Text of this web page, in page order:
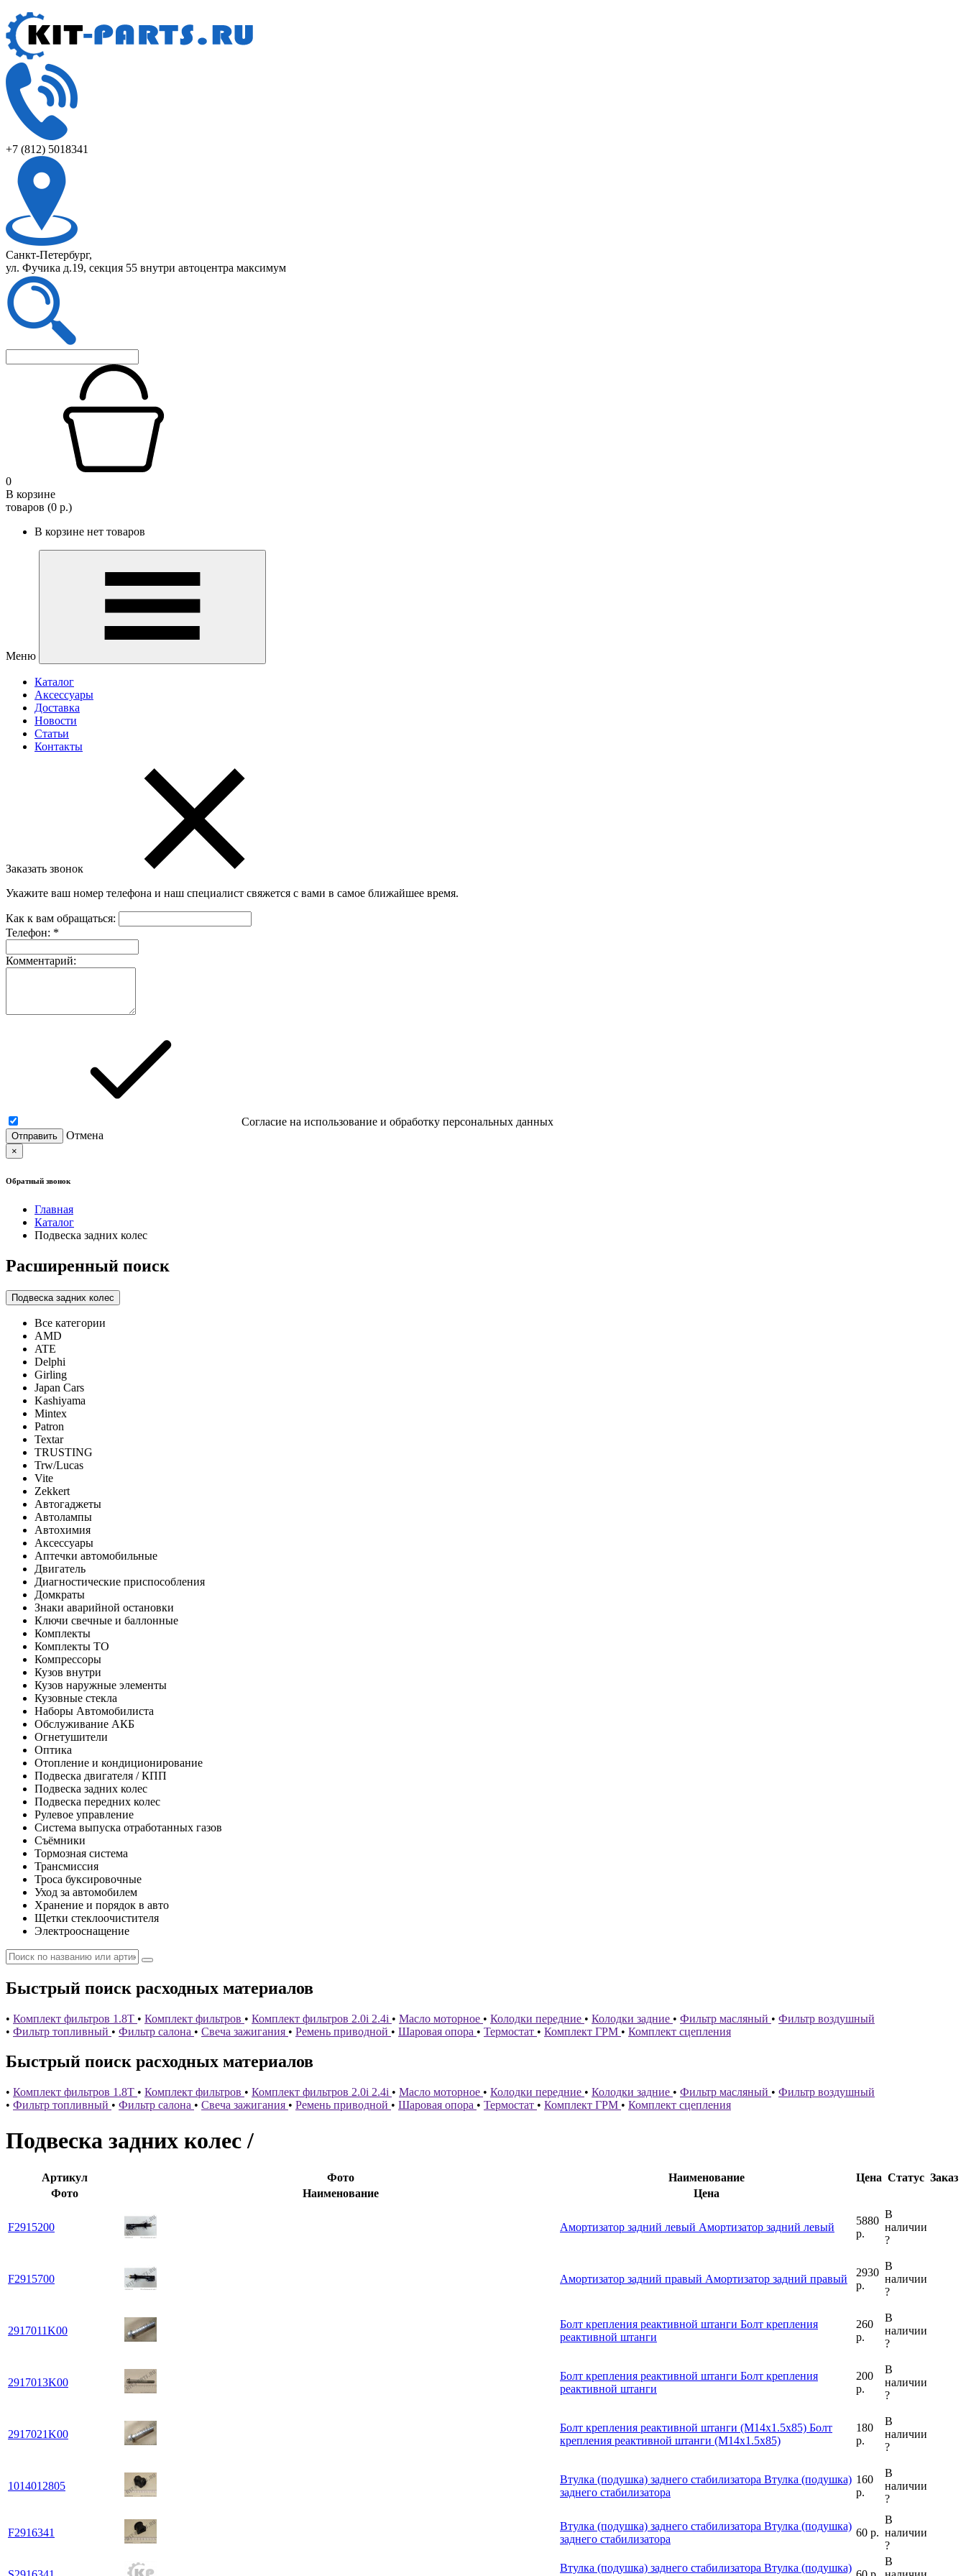
+7 (812) 5018341
Санкт-Петербург,
ул. Фучика д.19, секция 55 внутри автоцентра максимум
0
В корзине
товаров (0 р.)
В корзине нет товаров
Меню
Каталог
Аксессуары
Доставка
Новости
Статьи
Контакты
Заказать звонок
Укажите ваш номер телефона и наш специалист свяжется с вами в самое ближайшее время.
Как к вам обращаться:
Телефон: *
Комментарий:
Согласие на использование и обработку персональных данных
Отмена
×
Обратный звонок
Главная
Каталог
Подвеска задних колес
Расширенный поиск
Подвеска задних колес
Все категории
AMD
ATE
Delphi
Girling
Japan Cars
Kashiyama
Mintex
Patron
Textar
TRUSTING
Trw/Lucas
Vite
Zekkert
Автогаджеты
Автолампы
Автохимия
Аксессуары
Аптечки автомобильные
Двигатель
Диагностические приспособления
Домкраты
Знаки аварийной остановки
Ключи свечные и баллонные
Комплекты
Комплекты ТО
Компрессоры
Кузов внутри
Кузов наружные элементы
Кузовные стекла
Наборы Автомобилиста
Обслуживание АКБ
Огнетушители
Оптика
Отопление и кондиционирование
Подвеска двигателя / КПП
Подвеска задних колес
Подвеска передних колес
Рулевое управление
Система выпуска отработанных газов
Съёмники
Тормозная система
Трансмиссия
Троса буксировочные
Уход за автомобилем
Хранение и порядок в авто
Щетки стеклоочистителя
Электрооснащение
Быстрый поиск расходных материалов
• Комплект фильтров 1.8T • Комплект фильтров • Комплект фильтров 2.0i 2.4i • Масло моторное • Колодки передние • Колодки задние • Фильтр масляный • Фильтр воздушный
• Фильтр топливный • Фильтр салона • Свеча зажигания • Ремень приводной • Шаровая опора • Термостат • Комплект ГРМ • Комплект сцепления
Быстрый поиск расходных материалов
• Комплект фильтров 1.8T • Комплект фильтров • Комплект фильтров 2.0i 2.4i • Масло моторное • Колодки передние • Колодки задние • Фильтр масляный • Фильтр воздушный
• Фильтр топливный • Фильтр салона • Свеча зажигания • Ремень приводной • Шаровая опора • Термостат • Комплект ГРМ • Комплект сцепления
Подвеска задних колес /
Артикул Фото Наименование Цена Статус Заказ
Фото
Наименование Цена
F2915200 Амортизатор задний левый Амортизатор задний левый
5880
р.
В
наличии
?
F2915700 Амортизатор задний правый Амортизатор задний правый
2930
р.
В
наличии
?
2917011K00
Болт крепления реактивной штанги Болт крепления
реактивной штанги
260
р.
В
наличии
?
2917013K00
Болт крепления реактивной штанги Болт крепления
реактивной штанги
200
р.
В
наличии
?
2917021K00
Болт крепления реактивной штанги (M14x1.5x85) Болт
крепления реактивной штанги (M14x1.5x85)
180
р.
В
наличии
?
1014012805
Втулка (подушка) заднего стабилизатора Втулка (подушка)
заднего стабилизатора
160
р.
В
наличии
?
F2916341
Втулка (подушка) заднего стабилизатора Втулка (подушка)
заднего стабилизатора
60 р.
В
наличии
?
Втулка (подушка) заднего стабилизатора Втулка (подушка)
В